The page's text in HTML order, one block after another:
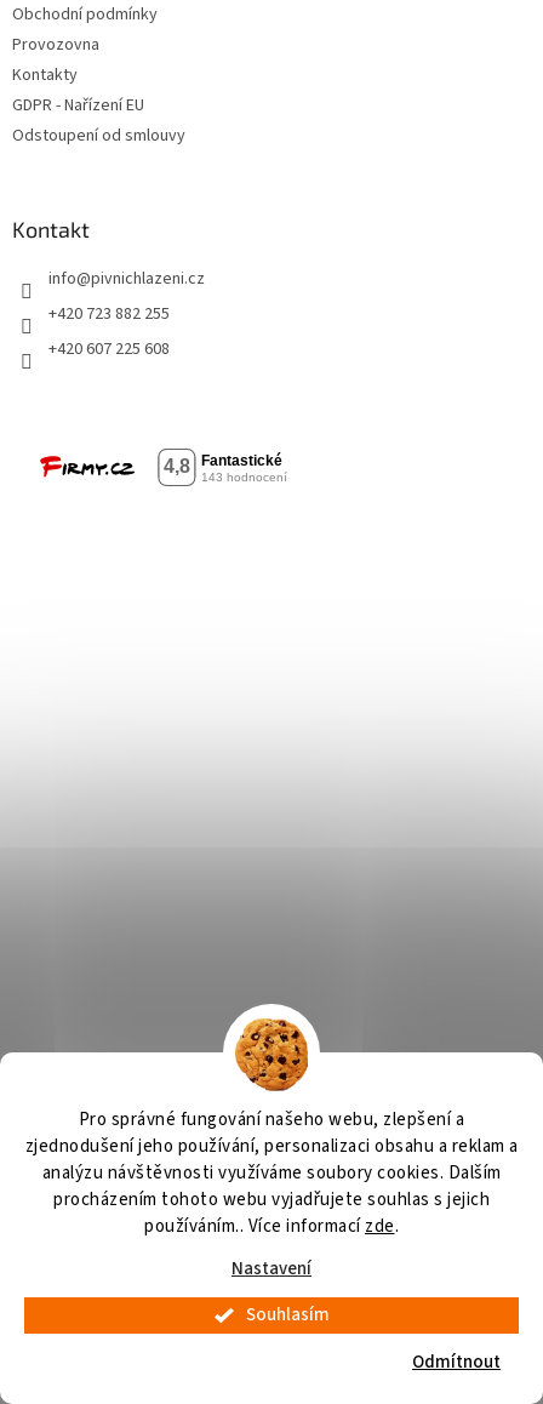
Pro správné fungování našeho webu, zlepšení a
zjednodušení jeho používání, personalizaci obsahu a reklam a
analýzu návštěvnosti využíváme soubory cookies. Dalším
procházením tohoto webu vyjadřujete souhlas s jejich
používáním.. Více informacízde.
Nastavení
Odmítnout
Souhlasím
Obchodní podmínky
Provozovna
Kontakty
GDPR - Nařízení EU
Odstoupení od smlouvy
Kontakt
info@pivnichlazeni.cz
+420 723 882 255
+420 607 225 608